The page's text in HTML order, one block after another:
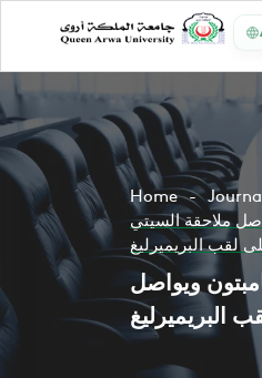
Home
ملاحقة السيتي
لقب البريميرليغ
ويواصل
البريميرليغ